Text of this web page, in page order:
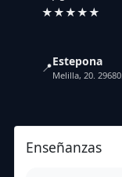
★★★★★
📍Estepona
Melilla, 20. 29680.
Enseñanzas